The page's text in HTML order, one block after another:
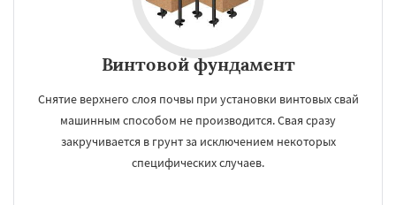
Винтовой фундамент
Снятие верхнего слоя почвы при установки винтовых свай
машинным способом не производится. Свая сразу
закручивается в грунт за исключением некоторых
специфических случаев.